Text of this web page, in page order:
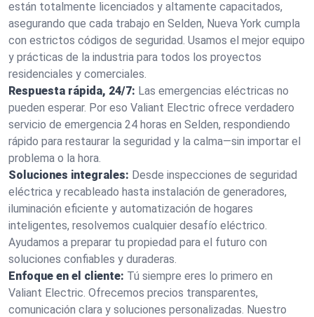
están totalmente licenciados y altamente capacitados,
asegurando que cada trabajo en Selden, Nueva York cumpla
con estrictos códigos de seguridad. Usamos el mejor equipo
y prácticas de la industria para todos los proyectos
residenciales y comerciales.
Respuesta rápida, 24/7: Las emergencias eléctricas no
pueden esperar. Por eso Valiant Electric ofrece verdadero
servicio de emergencia 24 horas en Selden, respondiendo
rápido para restaurar la seguridad y la calma—sin importar el
problema o la hora.
Soluciones integrales: Desde inspecciones de seguridad
eléctrica y recableado hasta instalación de generadores,
iluminación eficiente y automatización de hogares
inteligentes, resolvemos cualquier desafío eléctrico.
Ayudamos a preparar tu propiedad para el futuro con
soluciones confiables y duraderas.
Enfoque en el cliente: Tú siempre eres lo primero en
Valiant Electric. Ofrecemos precios transparentes,
comunicación clara y soluciones personalizadas. Nuestro